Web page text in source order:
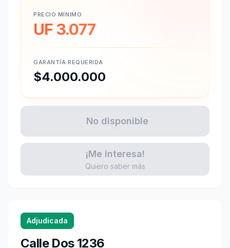
Adjudicada
Calle Dos 1236
PRECIO MÍNIMO
UF 3.077
GARANTÍA REQUERIDA
$4.000.000
No disponible
¡Me interesa!
Quiero saber más